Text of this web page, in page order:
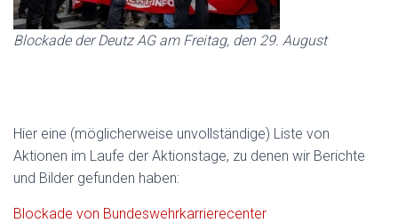
Blockade der Deutz AG am Freitag, den 29. August
Hier eine (möglicherweise unvollständige) Liste von
Aktionen im Laufe der Aktionstage, zu denen wir Berichte
und Bilder gefunden haben:
Blockade von Bundeswehrkarrierecenter